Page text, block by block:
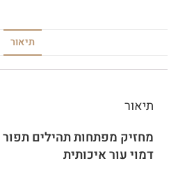
תיאור
תיאור
מחזיק מפתחות תהילים
דמוי עור איכותית